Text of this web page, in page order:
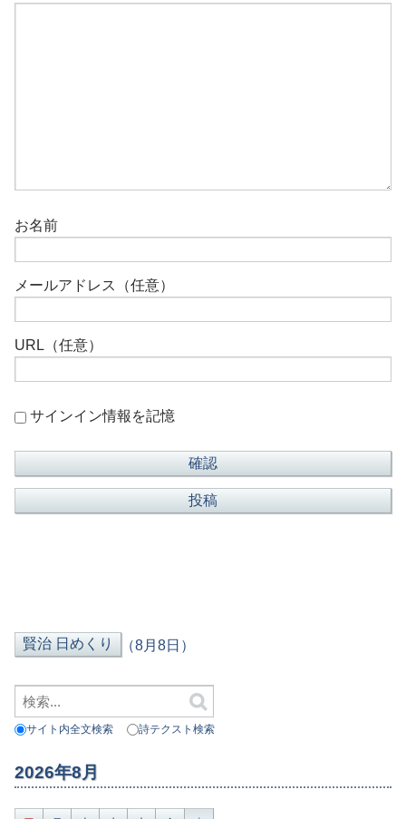
お名前
メールアドレス（任意）
URL（任意）
サインイン情報を記憶
（8月8日）
サイト内全文検索 詩テクスト検索
2026年8月